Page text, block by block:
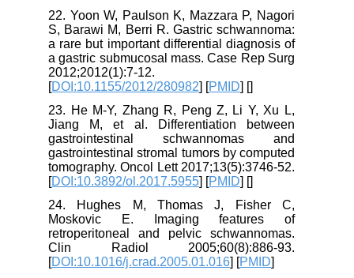
22. Yoon W, Paulson K, Mazzara P, Nagori
S, Barawi M, Berri R. Gastric schwannoma:
a rare but important differential diagnosis of
a gastric submucosal mass. Case Rep Surg
2012;2012(1):7-12.
[DOI:10.1155/2012/280982] [PMID] [
23. He M-Y, Zhang R, Peng Z, Li Y, Xu L,
Jiang M, et al. Differentiation between
gastrointestinal schwannomas and
gastrointestinal stromal tumors by computed
tomography. Oncol Lett 2017;13(5):3746-52.
[DOI:10.3892/ol.2017.5955] [PMID] [
24. Hughes M, Thomas J, Fisher C,
Moskovic E. Imaging features of
retroperitoneal and pelvic schwannomas.
Clin Radiol 2005;60(8):886-93.
[DOI:10.1016/j.crad.2005.01.016] [PMID